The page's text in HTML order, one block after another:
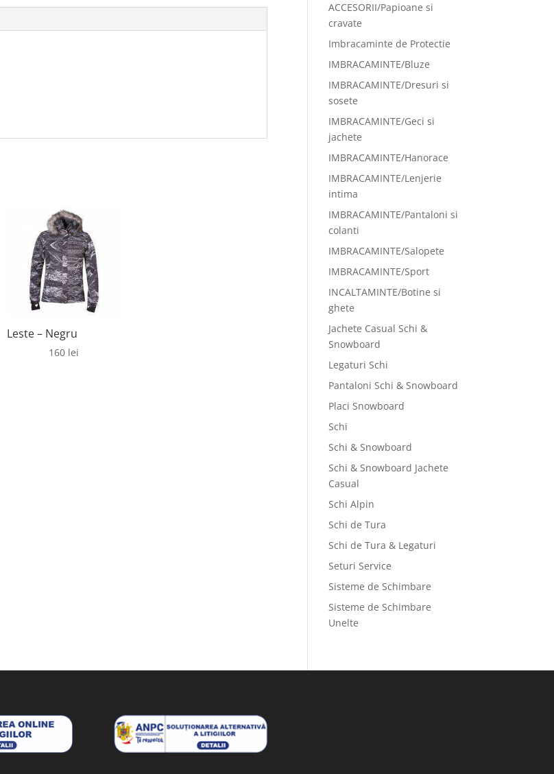
Leste – Negru
160 lei
ACCESORII/Papioane si
cravate
Imbracaminte de Protectie
IMBRACAMINTE/Bluze
IMBRACAMINTE/Dresuri si
sosete
IMBRACAMINTE/Geci si
jachete
IMBRACAMINTE/Hanorace
IMBRACAMINTE/Lenjerie
intima
IMBRACAMINTE/Pantaloni si
colanti
IMBRACAMINTE/Salopete
IMBRACAMINTE/Sport
INCALTAMINTE/Botine si
ghete
Jachete Casual Schi &
Snowboard
Legaturi Schi
Pantaloni Schi & Snowboard
Placi Snowboard
Schi
Schi & Snowboard
Schi & Snowboard Jachete
Casual
Schi Alpin
Schi de Tura
Schi de Tura & Legaturi
Seturi Service
Sisteme de Schimbare
Sisteme de Schimbare
Unelte